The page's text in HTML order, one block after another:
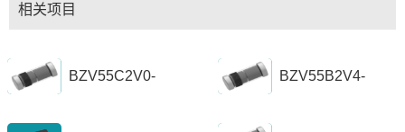
相关项目
BZV55C2V0- BZV55B2V4-